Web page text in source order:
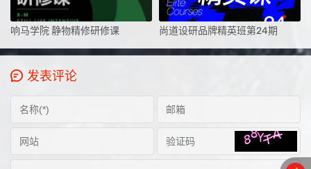
响马学院 静物精修研修课 尚道设研品牌精英班第24期
发表评论